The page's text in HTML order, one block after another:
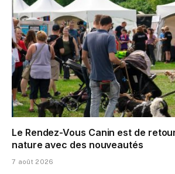
Le Rendez-Vous Canin est de
nature avec des nouveautés
7 août 2026